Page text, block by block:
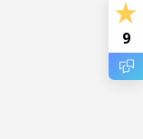
9